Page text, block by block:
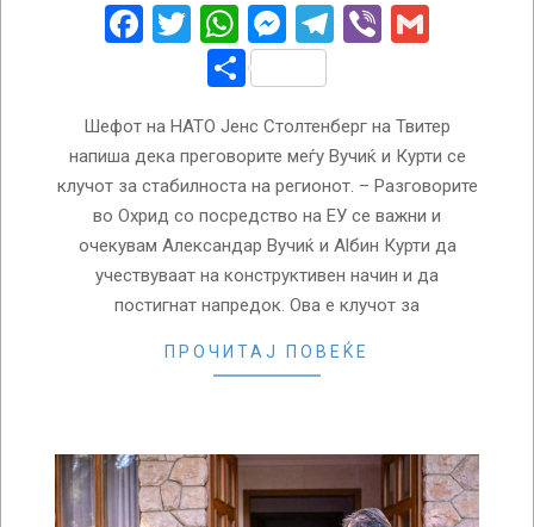
Facebook
Twitter
WhatsApp
Messenger
Telegram
Viber
Share
Шефот на НАТО Јенс Столтенберг на Твитер
напиша дека преговорите меѓу Вучиќ и Курти се
клучот за стабилноста на регионот. – Разговорите
во Охрид со посредство на ЕУ се важни и
очекувам Александар Вучиќ и Аlбин Курти да
учествуваат на конструктивен начин и да
постигнат напредок. Ова е клучот за
ПРОЧИТАЈ ПОВЕЌЕ